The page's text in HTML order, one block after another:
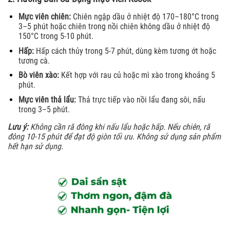
Mực viên chiên: Chiên ngập dầu ở nhiệt độ 170–180°C trong
3–5 phút hoặc chiên trong nồi chiên không dầu ở nhiệt độ
150°C trong 5-10 phút.
Hấp:Hấp cách thủy trong 5-7 phút, dùng kèm tương ớt hoặc
tương cà.
Bò viên xào:Kết hợp với rau củ hoặc mì xào trong khoảng 5
phút.
Mực viên thả lẩu: Thả trực tiếp vào nồi lẩu đang sôi, nấu
trong 3–5 phút.
Lưu ý:Không cần rã đông khi nấu lẩu hoặc hấp. Nếu chiên, rã
đông 10-15 phút để đạt độ giòn tối ưu. Không sử dụng sản phẩm
hết hạn sử dụng.